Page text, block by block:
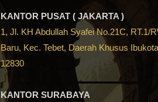
KANTOR PUSAT ( JAKARTA )
1, Jl. KH Abdullah Syafei No.21C, RT.1/
Baru, Kec. Tebet, Daerah Khusus
12830
KANTOR SURABAYA